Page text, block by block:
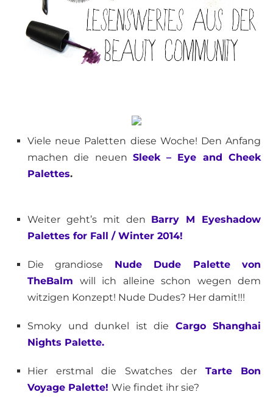
Viele neue Paletten diese Woche! Den Anfang
machen die neuen Sleek – Eye and Cheek
Palettes.
Weiter geht’s mit den Barry M Eyeshadow
Palettes for Fall / Winter 2014!
Die grandiose Nude Dude Palette von
TheBalm will ich alleine schon wegen dem
witzigen Konzept! Nude Dudes? Her damit!!!
Smoky und dunkel ist die Cargo Shanghai
Nights Palette.
Hier erstmal die Swatches der Tarte Bon
Voyage Palette! Wie findet ihr sie?